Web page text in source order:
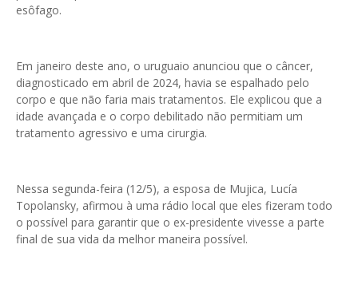
esôfago.
Em janeiro deste ano, o uruguaio anunciou que o câncer,
diagnosticado em abril de 2024, havia se espalhado pelo
corpo e que não faria mais tratamentos. Ele explicou que a
idade avançada e o corpo debilitado não permitiam um
tratamento agressivo e uma cirurgia.
Nessa segunda-feira (12/5), a esposa de Mujica, Lucía
Topolansky, afirmou à uma rádio local que eles fizeram todo
o possível para garantir que o ex-presidente vivesse a parte
final de sua vida da melhor maneira possível.